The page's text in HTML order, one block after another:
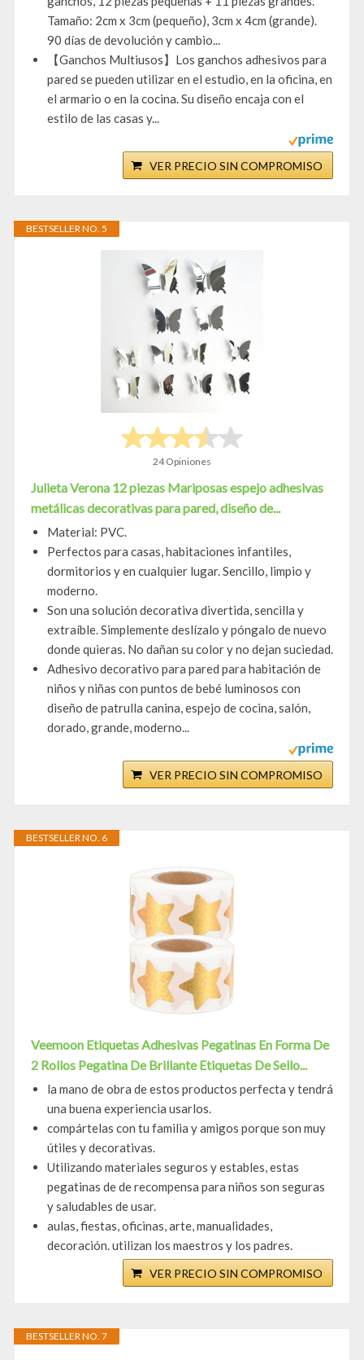
Tamaño: 2cm x 3cm (pequeño), 3cm x 4cm (grande).
90 días de devolución y cambio...
【Ganchos Multiusos】Los ganchos adhesivos para
pared se pueden utilizar en el estudio, en la oficina, en
el armario o en la cocina. Su diseño encaja con el
estilo de las casas y...
VER PRECIO SIN COMPROMISO
BESTSELLER NO. 5
24 Opiniones
Julieta Verona 12 piezas Mariposas espejo adhesivas
metálicas decorativas para pared, diseño de...
Material: PVC.
Perfectos para casas, habitaciones infantiles,
dormitorios y en cualquier lugar. Sencillo, limpio y
moderno.
Son una solución decorativa divertida, sencilla y
extraíble. Simplemente deslízalo y póngalo de nuevo
donde quieras. No dañan su color y no dejan suciedad.
Adhesivo decorativo para pared para habitación de
niños y niñas con puntos de bebé luminosos con
diseño de patrulla canina, espejo de cocina, salón,
dorado, grande, moderno...
VER PRECIO SIN COMPROMISO
BESTSELLER NO. 6
Veemoon Etiquetas Adhesivas Pegatinas En Forma De
2 Rollos Pegatina De Brillante Etiquetas De Sello...
la mano de obra de estos productos perfecta y tendrá
una buena experiencia usarlos.
compártelas con tu familia y amigos porque son muy
útiles y decorativas.
Utilizando materiales seguros y estables, estas
pegatinas de de recompensa para niños son seguras
y saludables de usar.
aulas, fiestas, oficinas, arte, manualidades,
decoración. utilizan los maestros y los padres.
VER PRECIO SIN COMPROMISO
BESTSELLER NO. 7